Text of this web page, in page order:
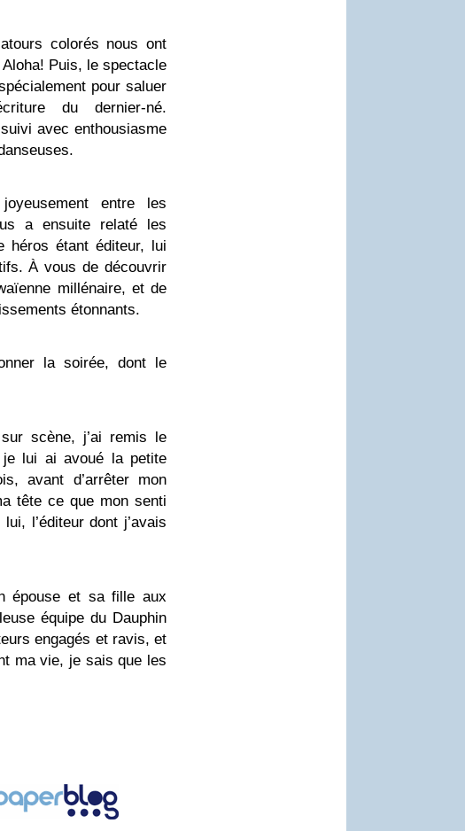
colorés nous ont
Puis, le spectacle
pour saluer
du dernier-né.
avec enthousiasme
entre les
a ensuite relaté les
héros étant éditeur, lui
À vous de découvrir
millénaire, et de
étonnants.
la soirée, dont le
scène, j’ai remis le
je lui ai avoué la petite
avant d’arrêter mon
tête ce que mon senti
l’éditeur dont j’avais
épouse et sa fille aux
équipe du Dauphin
engagés et ravis, et
ma vie, je sais que les